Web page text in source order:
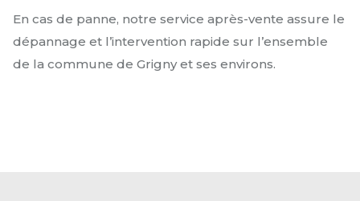
En cas de panne, notre service après-vente assure le
dépannage et l’intervention rapide sur l’ensemble
de la commune de Grigny et ses environs.